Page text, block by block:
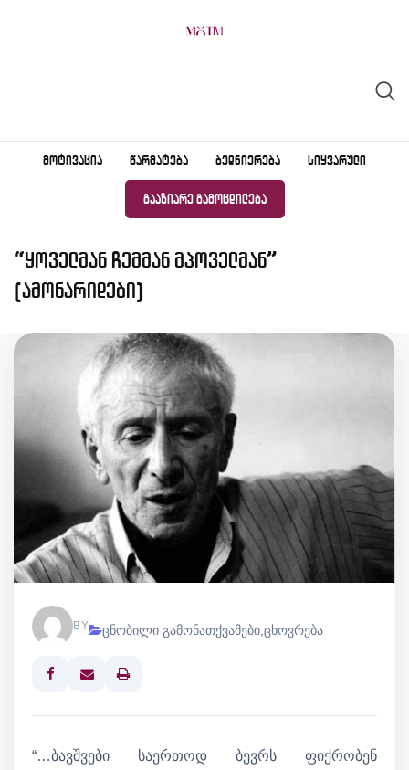
ᲛᲝᲢᲘᲕᲐᲪᲘᲐ ᲬᲐᲠᲛᲐᲢᲔᲑᲐ ᲑᲔᲓᲜᲘᲔᲠᲔᲑᲐ ᲡᲘᲧᲕᲐᲠᲣᲚᲘ
ᲒᲐᲐᲖᲘᲐᲠᲔ ᲒᲐᲛᲝᲪᲓᲘᲚᲔᲑᲐ
“ყოველმან ჩემმან მპოველმან”
(ამონარიდები)
BY ცნობილი გამონათქვამები ცხოვრება
Print
“…ბავშვები საერთოდ ბევრს ფიქრობენ